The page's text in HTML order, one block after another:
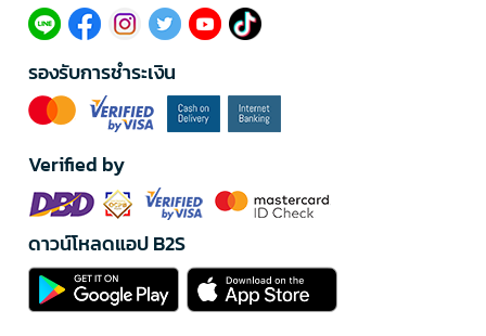
รองรับการชำระเงิน
Verified by
ดาวน์โหลดแอป B2S